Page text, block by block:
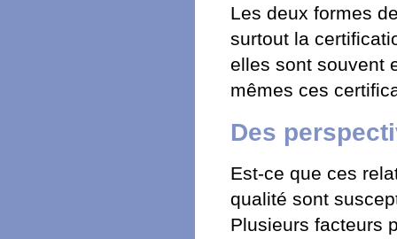
Les deux formes
surtout la
elles sont souvent
mêmes ces
Des
Est-ce que ces
qualité sont
Plusieurs facteurs